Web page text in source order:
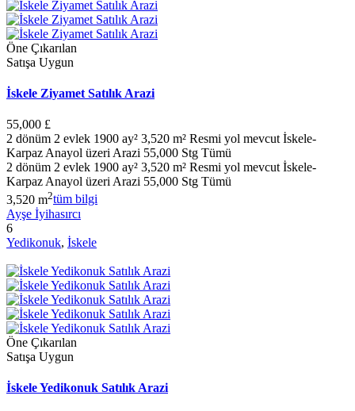
Öne Çıkarılan
Satışa Uygun
İskele Ziyamet Satılık Arazi
55,000 £
2 dönüm 2 evlek 1900 ay² 3,520 m² Resmi yol mevcut İskele-
Karpaz Anayol üzeri Arazi 55,000 Stg Tümü
2 dönüm 2 evlek 1900 ay² 3,520 m² Resmi yol mevcut İskele-
Karpaz Anayol üzeri Arazi 55,000 Stg Tümü
3,520 m2tüm bilgi
Ayşe İyihasırcı
6
Yedikonuk, İskele
Öne Çıkarılan
Satışa Uygun
İskele Yedikonuk Satılık Arazi